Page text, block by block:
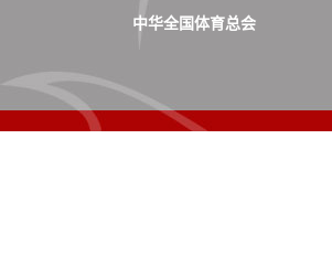
中华全国体育总会